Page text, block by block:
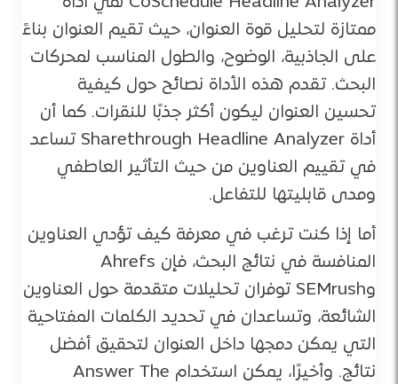
ممتازة لتحليل قوة العنوان، حيث تقيم العنوان بناءً
على الجاذبية، الوضوح، والطول المناسب لمحركات
البحث. تقدم هذه الأداة نصائح حول كيفية
تحسين العنوان ليكون أكثر جذبًا للنقرات. كما أن
أداة Sharethrough Headline Analyzer تساعد
في تقييم العناوين من حيث التأثير العاطفي
ومدى قابليتها للتفاعل.
أما إذا كنت ترغب في معرفة كيف تؤدي العناوين
المنافسة في نتائج البحث، فإن Ahrefs
وSEMrush توفران تحليلات متقدمة حول العناوين
الشائعة، وتساعدان في تحديد الكلمات المفتاحية
التي يمكن دمجها داخل العنوان لتحقيق أفضل
نتائج. وأخيرًا، يمكن استخدام Answer The